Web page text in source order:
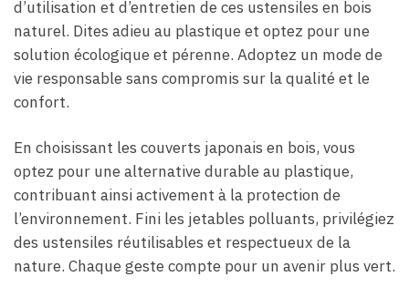
d’utilisation et d’entretien de ces ustensiles en bois
naturel. Dites adieu au plastique et optez pour une
solution écologique et pérenne. Adoptez un mode de
vie responsable sans compromis sur la qualité et le
confort.
En choisissant les couverts japonais en bois, vous
optez pour une alternative durable au plastique,
contribuant ainsi activement à la protection de
l’environnement. Fini les jetables polluants, privilégiez
des ustensiles réutilisables et respectueux de la
nature. Chaque geste compte pour un avenir plus vert.